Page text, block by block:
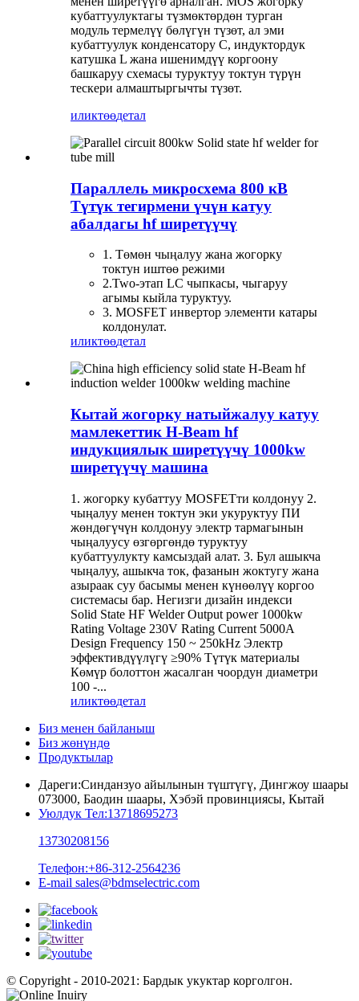
кубаттуулуктагы түзмөктөрдөн турган
модуль термелүү бөлүгүн түзөт, ал эми
кубаттуулук конденсатору C, индуктордук
катушка L жана ишенимдүү коргоону
башкаруу схемасы туруктуу токтун түрүн
тескери алмаштыргычты түзөт.
иликтөөдетал
Параллель микросхема 800 кВ
Түтүк тегирмени үчүн катуу
абалдагы hf ширетүүчү
1. Төмөн чыңалуу жана жогорку
токтун иштөө режими
2.Two-этап LC чыпкасы, чыгаруу
агымы кыйла туруктуу.
3. MOSFET инвертор элементи катары
колдонулат.
иликтөөдетал
Кытай жогорку натыйжалуу катуу
мамлекеттик H-Beam hf
индукциялык ширетүүчү 1000kw
ширетүүчү машина
1. жогорку кубаттуу MOSFETти колдонуу 2.
чыңалуу менен токтун эки укуруктуу ПИ
жөндөгүчүн колдонуу электр тармагынын
чыңалуусу өзгөргөндө туруктуу
кубаттуулукту камсыздай алат. 3. Бул ашыкча
чыңалуу, ашыкча ток, фазанын жоктугу жана
азыраак суу басымы менен күнөөлүү коргоо
системасы бар. Негизги дизайн индекси
Solid State HF Welder Output power 1000kw
Rating Voltage 230V Rating Current 5000A
Design Frequency 150 ~ 250kHz Электр
эффективдүүлүгү ≥90% Түтүк материалы
Көмүр болоттон жасалган чоордун диаметри
100 -...
иликтөөдетал
Биз менен байланыш
Биз жөнүндө
Продуктылар
Дареги:Синданзуо айылынын түштүгү, Дингжоу шаары
073000, Баодин шаары, Хэбэй провинциясы, Кытай
Уюлдук Тел:13718695273
13730208156
Телефон:+86-312-2564236
E-mail sales@bdmselectric.com
© Copyright - 2010-2021: Бардык укуктар корголгон.